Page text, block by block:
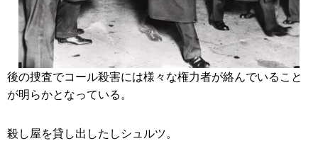
後の捜査でコール殺害には様々な権力者が絡んでいること
が明らかとなっている。
殺し屋を貸し出したしシュルツ。